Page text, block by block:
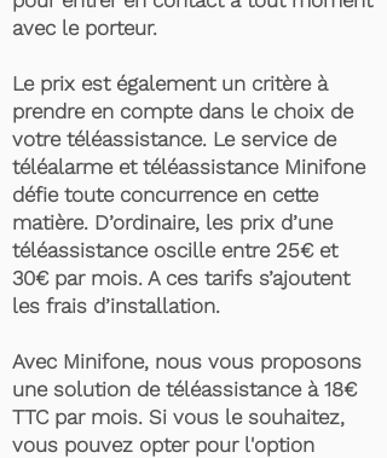
avec le porteur.
Le prix est également un critère à
prendre en compte dans le choix de
votre téléassistance. Le service de
téléalarme et téléassistance Minifone
défie toute concurrence en cette
matière. D’ordinaire, les prix d’une
téléassistance oscille entre 25€ et
30€ par mois. A ces tarifs s’ajoutent
les frais d’installation.
Avec Minifone, nous vous proposons
une solution de téléassistance à 18€
TTC par mois. Si vous le souhaitez,
vous pouvez opter pour l'option